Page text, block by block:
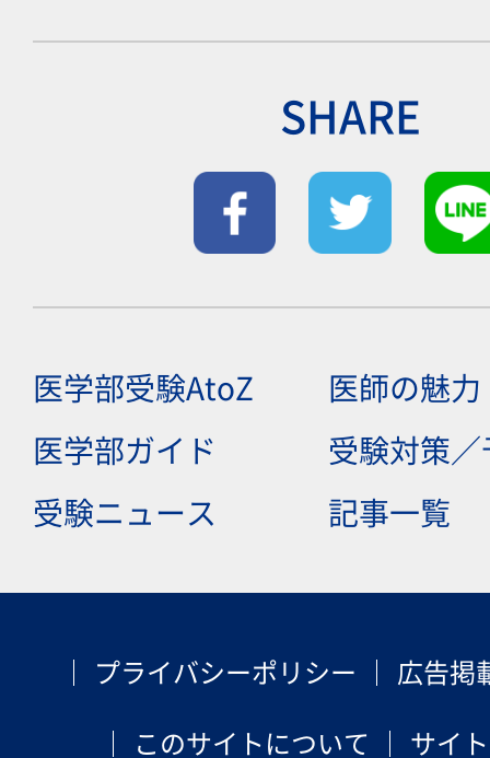
医学部受験AtoZ 医師の魅力
医学部ガイド 受験対策
受験ニュース 記事一覧
SHARE
プライバシーポリシー 広告掲
このサイトについて サイ